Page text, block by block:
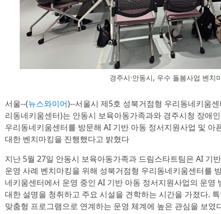
경주시·안동시, 우수 돌봄사업 벤치
서울--(뉴스와이어)--서울시 제5호 성북거점형 우리동네키움
리동네키움센터)는 안동시 보육아동가족과와 경주시청 장애
우리동네키움센터를 방문해 AI 기반 아동 정서지원사업 및 아
대한 벤치마킹을 진행했다고 밝혔다
지난 5월 27일 안동시 보육아동가족과 드림스타트팀은 AI 기
운영 사례 벤치마킹을 위해 성북거점형 우리동네키움센터를
네키움센터에서 운영 중인 AI 기반 아동 정서지원사업의 운영
대한 설명을 청취하고 주요 시설을 견학하는 시간을 가졌다.
맞춤형 프로그램으로 연계하는 운영 체계에 높은 관심을 보였